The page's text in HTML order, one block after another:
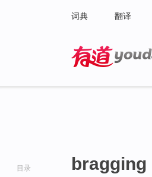
词典 翻译
目录 bragging